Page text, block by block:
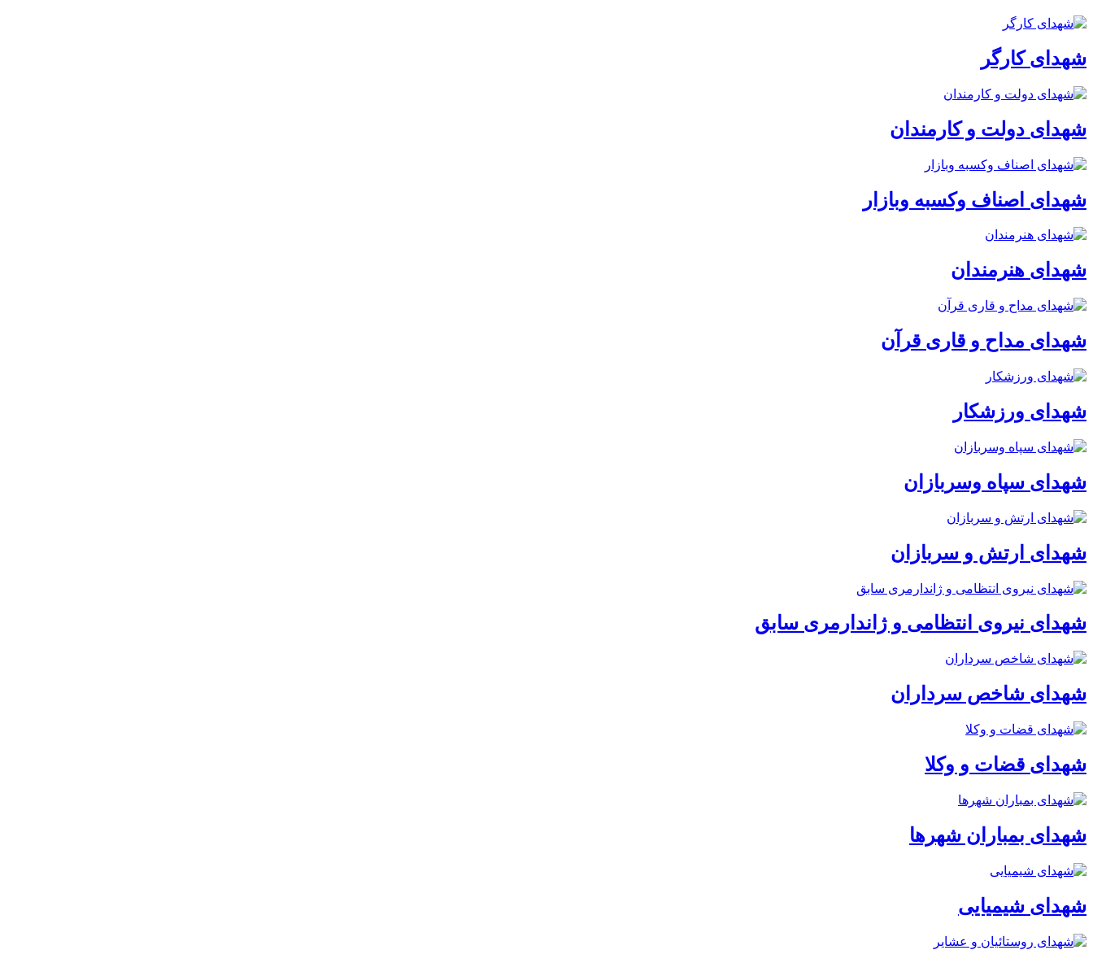
شهدای کارگر
شهدای دولت و کارمندان
شهدای اصناف وکسبه وبازار
شهدای هنرمندان
شهدای مداح و قاری قرآن
شهدای ورزشکار
شهدای سپاه وسربازان
شهدای ارتش و سربازان
شهدای نیروی انتظامی و ژاندارمری سابق
شهدای شاخص سرداران
شهدای قضات و وکلا
شهدای بمباران شهرها
شهدای شیمیایی